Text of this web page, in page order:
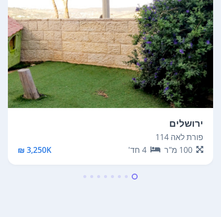
ירושלים
פורת לאה 114
100 מ"ר 4 חד' 3,250K ₪